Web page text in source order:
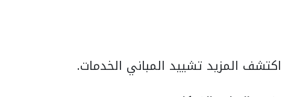
اكتشف المزيد تشييد المباني الخدمات.